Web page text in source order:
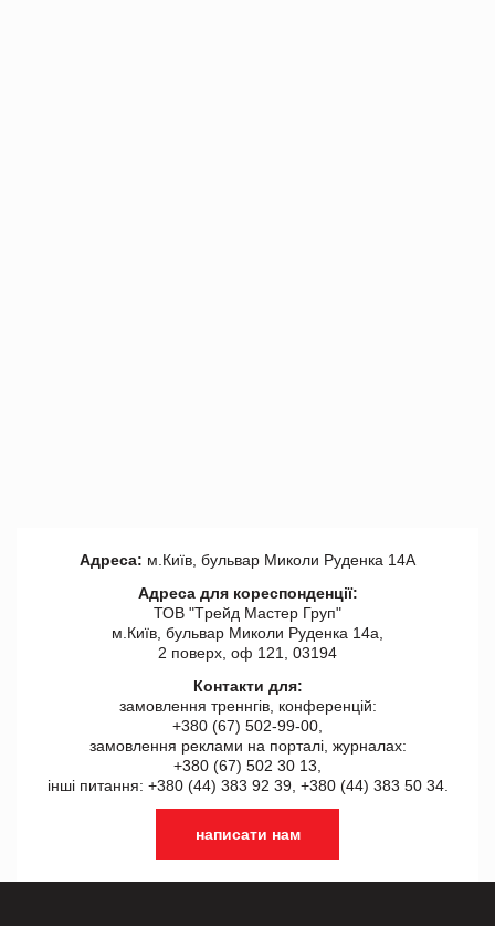
Адреса: м.Київ, бульвар Миколи Руденка 14А
Адреса для кореспонденції:
ТОВ "Tрейд Мастер Груп"
м.Київ, бульвар Миколи Руденка 14а,
2 поверх, оф 121, 03194
Контакти для:
замовлення треннгів, конференцій:
+380 (67) 502-99-00,
замовлення реклами на порталі, журналах:
+380 (67) 502 30 13,
інші питання: +380 (44) 383 92 39, +380 (44) 383 50 34.
написати нам